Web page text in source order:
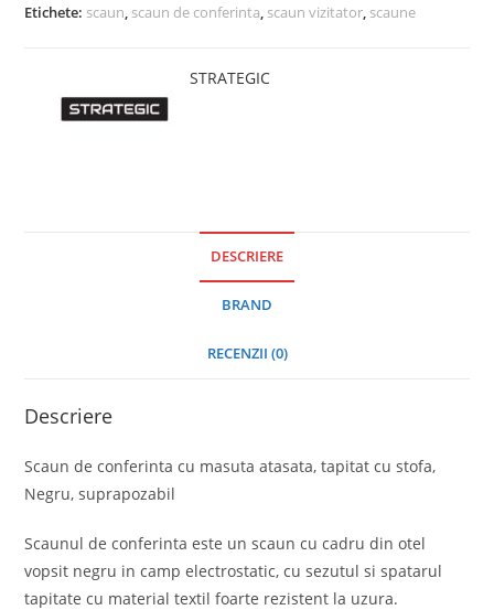
Etichete: scaun, scaun de conferinta, scaun vizitator, scaune
STRATEGIC
DESCRIERE
BRAND
RECENZII (0)
Descriere
Scaun de conferinta cu masuta atasata, tapitat cu stofa,
Negru, suprapozabil
Scaunul de conferinta este un scaun cu cadru din otel
vopsit negru in camp electrostatic, cu sezutul si spatarul
tapitate cu material textil foarte rezistent la uzura.